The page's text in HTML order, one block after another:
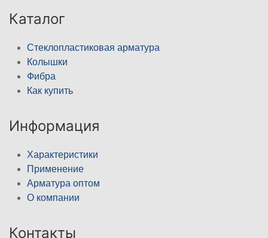
Каталог
Стеклопластиковая арматура
Колышки
Фибра
Как купить
Информация
Характеристики
Применение
Арматура оптом
О компании
Контакты